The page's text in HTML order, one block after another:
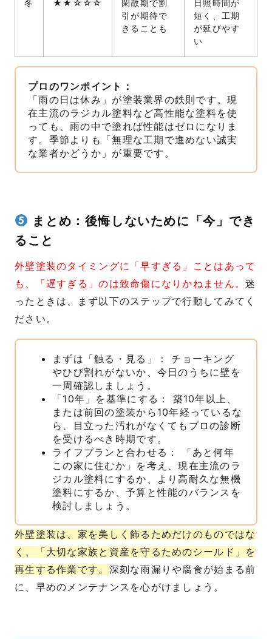
冬 ★★☆☆☆
閑散期で割
引が期待で
きることも
日照時間が
短く、工期
が延びやす
い
プロのワンポイント：
「雨の日は休み」が塗装業界の鉄則です。現
在主流のラジカル塗料など高性能な塗料を使
っても、雨の中で塗れば性能はゼロになりま
す。季節よりも「無理な工期で進めない誠実
な業者かどうか」が重要です。
まとめ：後悔しないために「今」でき
ること
外壁塗装のタイミングに「早すぎる」ことはあって
も、「遅すぎる」のは致命傷になりかねません。迷
ったときは、まず以下のステップで行動してみてく
ださい。
まずは「触る・見る」： チョーキング
やひび割れがないか、今日のうちに壁を
一周確認しましょう。
「10年」を基準にする： 築10年以上、
または前回の塗装から10年経っているな
ら、目立った汚れがなくてもプロの診断
を受けるべき時期です。
ライフプランと合わせる： 「あと何年
この家に住むか」を考え、現在主流のラ
ジカル塗料にするか、より高耐久な無機
塗料にするか、予算と性能のバランスを
検討しましょう。
外壁塗装は、家を美しく飾るためだけのものではな
く、「大切な家族と資産を守るためのシールド」を
再生する作業です。 深刻な雨漏りや腐食が始まる前
に、早めのメンテナンスを心がけましょう。